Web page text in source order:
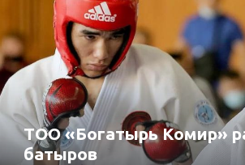
ТОО «Богатырь Комир»
батыров